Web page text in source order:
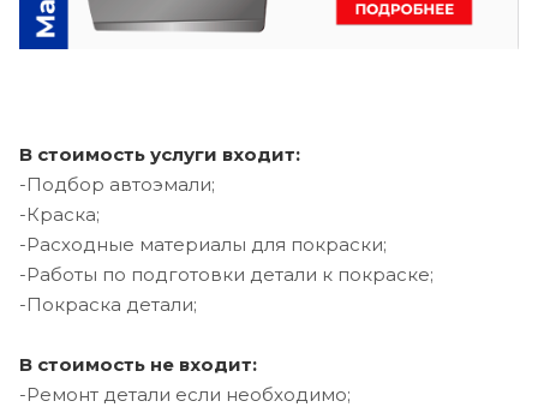
В стоимость услуги входит:
-Подбор автоэмали;
-Краска;
-Расходные материалы для покраски;
-Работы по подготовки детали к покраске;
-Покраска детали;
В стоимость не входит:
-Ремонт детали если необходимо;